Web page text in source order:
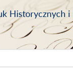
Historycznych i